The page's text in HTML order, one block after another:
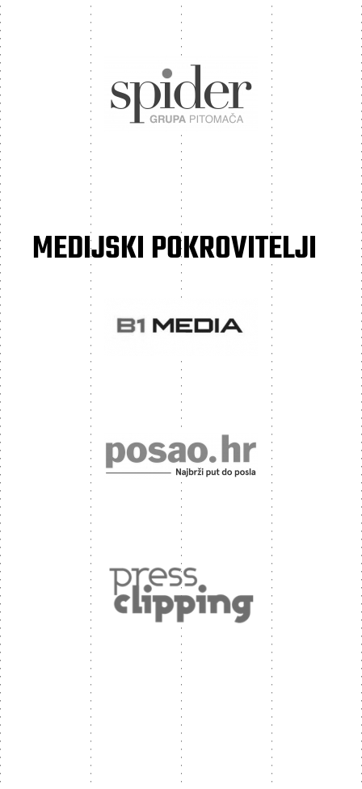
MEDIJSKI POKROVITELJI